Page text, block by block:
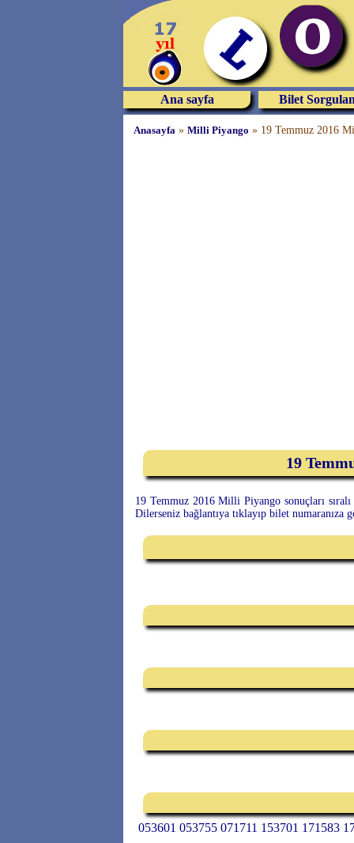
Ana sayfa Bilet
Anasayfa » Milli Piyango » 19 Temmuz 2016
19
19 Temmuz 2016 Milli Piyango sonuçları
Dilerseniz bağlantıya tıklayıp bilet numaranıza
053601 053755 071711 153701 171583